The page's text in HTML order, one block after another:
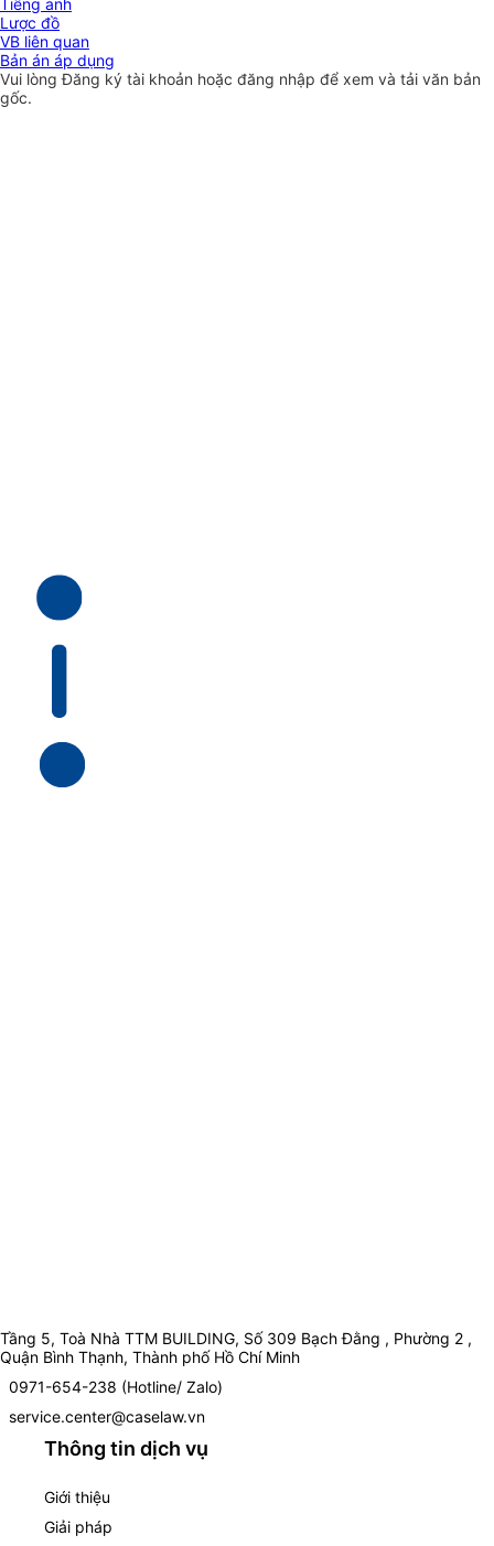
Tiếng anh
Lược đồ
VB liên quan
Bản án áp dụng
Vui lòngĐăng ký tài khoản hoặc đăng nhập để xem và tải văn bản
gốc.
Tầng 5, Toà Nhà TTM BUILDING, Số 309 Bạch Đằng , Phường 2 ,
Quận Bình Thạnh, Thành phố Hồ Chí Minh
0971-654-238 (Hotline/ Zalo)
service.center@caselaw.vn
Thông tin dịch vụ
Giới thiệu
Giải pháp